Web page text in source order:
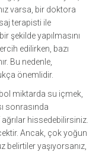
varsa, bir doktora
terapisti ile
şekilde yapılmasını
edilirken, bazı
Bu nedenle,
önemlidir.
miktarda su içmek,
sonrasında
hissedebilirsiniz.
Ancak, çok yoğun
belirtiler yaşıyorsanız,